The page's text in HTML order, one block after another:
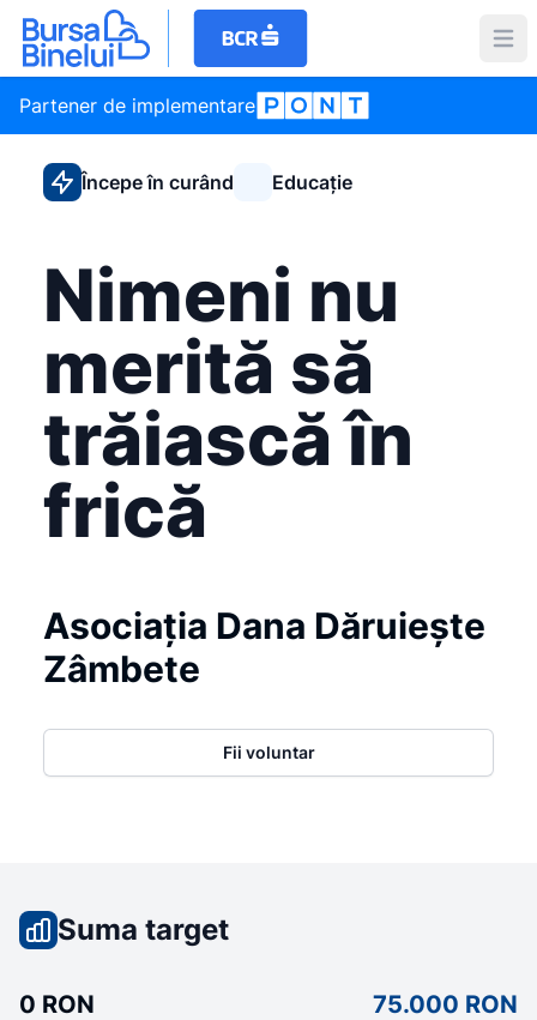
Partener de implementare
Începe în curând Educație
Nimeni nu
merită să
trăiască în
frică
Asociația Dana Dăruiește
Zâmbete
Fii voluntar
Suma target
0 RON 75.000 RON